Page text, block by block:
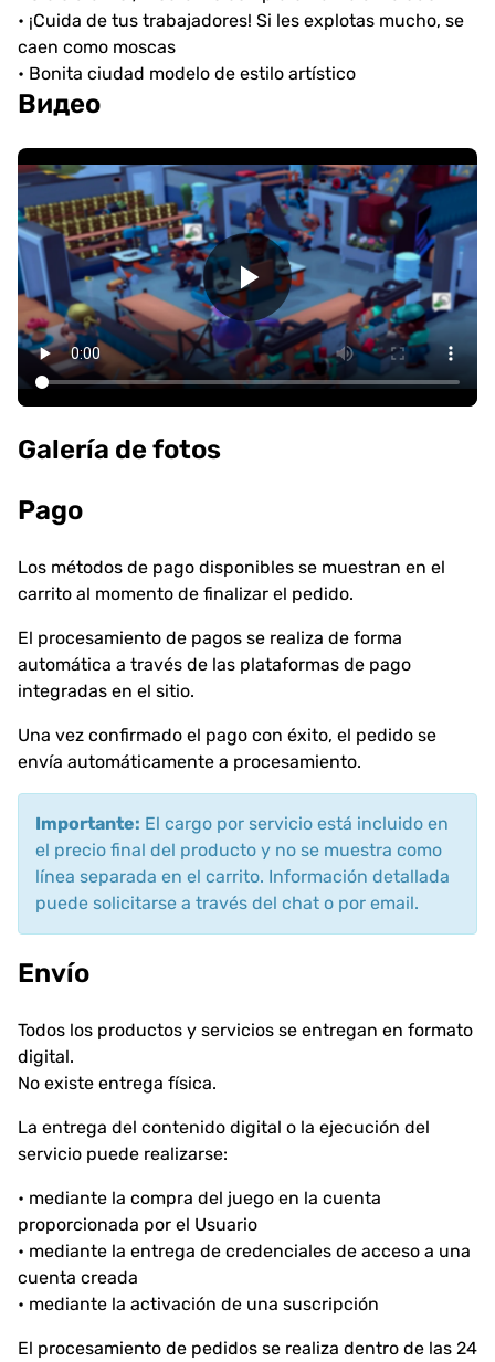
• ¡Cuida de tus trabajadores! Si les explotas mucho, se
caen como moscas
• Bonita ciudad modelo de estilo artístico
Видео
Galería de fotos
Pago
Los métodos de pago disponibles se muestran en el
carrito al momento de finalizar el pedido.
El procesamiento de pagos se realiza de forma
automática a través de las plataformas de pago
integradas en el sitio.
Una vez confirmado el pago con éxito, el pedido se
envía automáticamente a procesamiento.
Importante: El cargo por servicio está incluido en
el precio final del producto y no se muestra como
línea separada en el carrito. Información detallada
puede solicitarse a través del chat o por email.
Envío
Todos los productos y servicios se entregan en formato
digital.
No existe entrega física.
La entrega del contenido digital o la ejecución del
servicio puede realizarse:
• mediante la compra del juego en la cuenta
proporcionada por el Usuario
• mediante la entrega de credenciales de acceso a una
cuenta creada
• mediante la activación de una suscripción
El procesamiento de pedidos se realiza dentro de las 24